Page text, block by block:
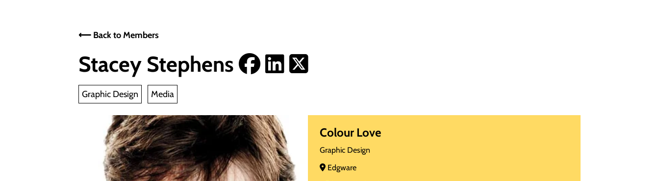
⟵ Back to Members
Stacey Stephens
Graphic Design Media
Colour Love
Graphic Design
Edgware